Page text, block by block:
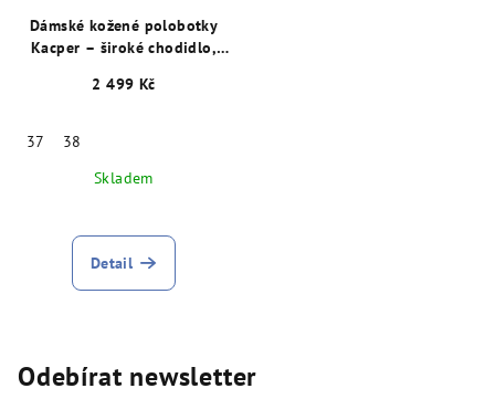
Dámské kožené polobotky
Kacper – široké chodidlo,
2 499 Kč
37
38
Skladem
Detail
Odebírat newsletter